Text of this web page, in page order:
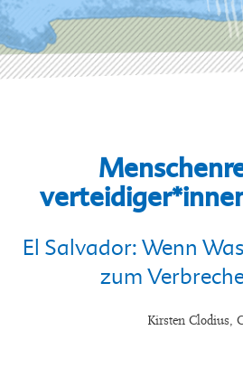
El Salvador: Wenn
zum
Kirsten Clodius,